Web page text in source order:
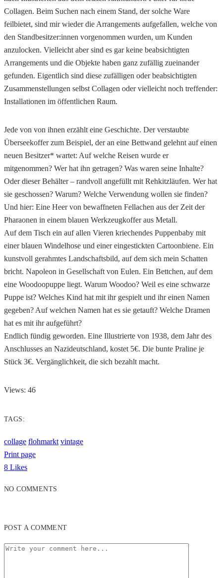
Collagen. Beim Suchen nach einem Stand, der solche Ware
feilbietet, sind mir wieder die Arrangements aufgefallen, welche von
den Standbesitzer:innen vorgenommen wurden, um Kunden
anzulocken. Vielleicht aber sind es gar keine beabsichtigten
Arrangements und die Objekte haben ganz zufällig zueinander
gefunden. Eigentlich sind diese zufälligen oder beabsichtigten
Zusammenstellungen selbst Collagen oder vielleicht noch treffender:
Installationen im öffentlichen Raum.
Jede von von ihnen erzählt eine Geschichte. Der verstaubte
Überseekoffer zum Beispiel, der an eine Bettwand gelehnt auf einen
neuen Besitzer* wartet: Auf welche Reisen wurde er
mitgenommen? Wer hat ihn getragen? Was waren seine Inhalte?
Oder dieser Behälter – randvoll angefüllt mit Rehkitzläufen. Wer hat
sie geschossen? Warum? Welche Verwendung wollen sie finden?
Und hier: Eine Heer von bewaffneten Fellachen aus der Zeit der
Pharaonen in einem blauen Werkzeugkoffer aus Metall.
Auf dem Tisch ein auf allen Vieren kriechendes Puppenbaby mit
einer blauen Windelhose und einer eingestickten Cartoonbiene. Ein
kunstvoll gerahmtes Landschaftsbild, auf dem sich mein Schatten
bricht. Napoleon in Gesellschaft von Eulen. Ein Bettchen, auf dem
eine Woodoopuppe liegt. Warum Woodoo? Weil es eine schwarze
Puppe ist? Welches Kind hat mit ihr gespielt und ihr einen Namen
gegeben? Auf welchen Namen hat es sie getauft? Welche Dramen
hat es mit ihr aufgeführt?
Endlich fündig geworden. Eine Illustrierte von 1938, dem Jahr des
Anschlusses an Nazideutschland, kostet 5€. Die bunte Praline je
Stück 3€. Vergänglichkeit, die sich bezahlt macht.
Views: 46
TAGS:
collage flohmarkt vintage
Print page
8 Likes
NO COMMENTS
POST A COMMENT